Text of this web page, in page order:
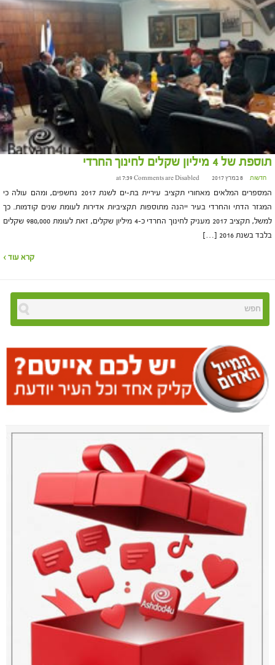
תוספת של 4 מיליון שקלים לחינוך החרדי
חדשות 8 במרץ 2017 at 7:39 Comments are Disabled
המספרים המלאים מאחורי תקציב עיריית בת-ים לשנת 2017 נחשפים, ומהם עולה כי
המגזר הדתי והחרדי בעיר ייהנה מתוספות תקציביות אדירות לעומת שנים קודמות. כך
למשל, תקציב 2017 מעניק לחינוך החרדי כ-4 מיליון שקלים, זאת לעומת 980,000 שקלים
בלבד בשנת 2016 […]
קרא עוד ›